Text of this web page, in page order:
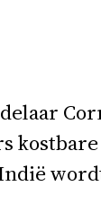
kostbare